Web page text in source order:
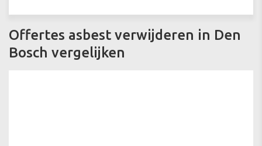
Offertes asbest verwijderen in Den
Bosch vergelijken